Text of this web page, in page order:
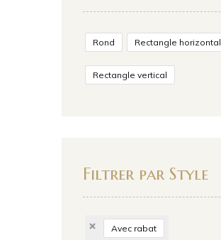
Rond Rectangle horizontal
Rectangle vertical
Filtrer par Style
Avec rabat